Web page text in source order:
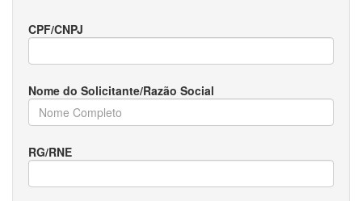
CPF/CNPJ
Nome do Solicitante/Razão Social
RG/RNE